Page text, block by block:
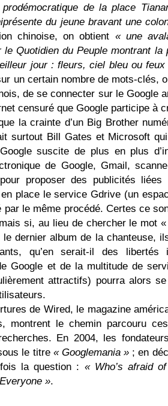
prodémocratique de la place
du jeune bravant une
chinoise, on obtient « une
le Quotidien du Peuple montrant
jour : fleurs, ciel bleu ou feux
un certain nombre de mots-clés,
de se connecter sur le Google
censuré que Google participe à
la crainte d’un Big Brother
surtout Bill Gates et Microsoft
Google suscite de plus en plus
de Google, Gmail,
pour proposer des publicités
place le service Gdrive (un
par le même procédé. Certes ce
si, au lieu de chercher le mot
dernier album de la chanteuse,
qu’en serait-il des
Google et de la multitude de
attractifs) pourra alors
de Wired, le magazine
montrent le chemin parcouru
En 2004, les
le titre « Googlemania » ; en
la question : « Who’s afraid
».